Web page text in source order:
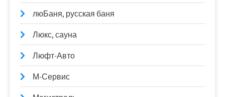
люБаня, русская баня
Люкс, сауна
Люфт-Авто
М-Сервис